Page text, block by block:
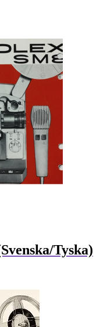
Tyska)